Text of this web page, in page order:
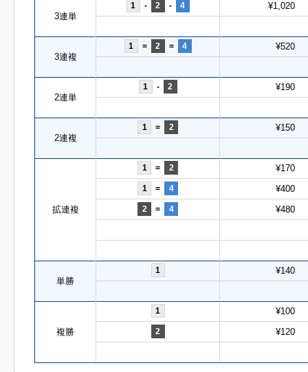
3連単
1 - 2 - 4 ¥1,020
3連複
1 = 2 = 4 ¥520
2連単
1 - 2 ¥190
2連複
1 = 2 ¥150
拡連複
1 = 2 ¥170
1 = 4 ¥400
2 = 4 ¥480
単勝
1 ¥140
複勝
1 ¥100
2 ¥120